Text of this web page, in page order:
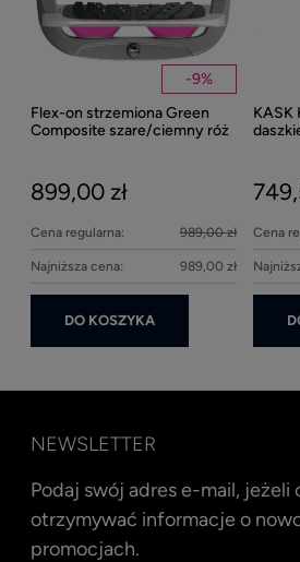
-9%
Flex-on strzemiona Green
Composite szare/ciemny róż
899,00 zł
Cena regularna: 989,00 zł
Najniższa cena: 989,00 zł
DO KOSZYKA
KASK
Cena
NEWSLETTER
Podaj swój adres e-mail, jeżeli
otrzymywać informacje o
promocjach.